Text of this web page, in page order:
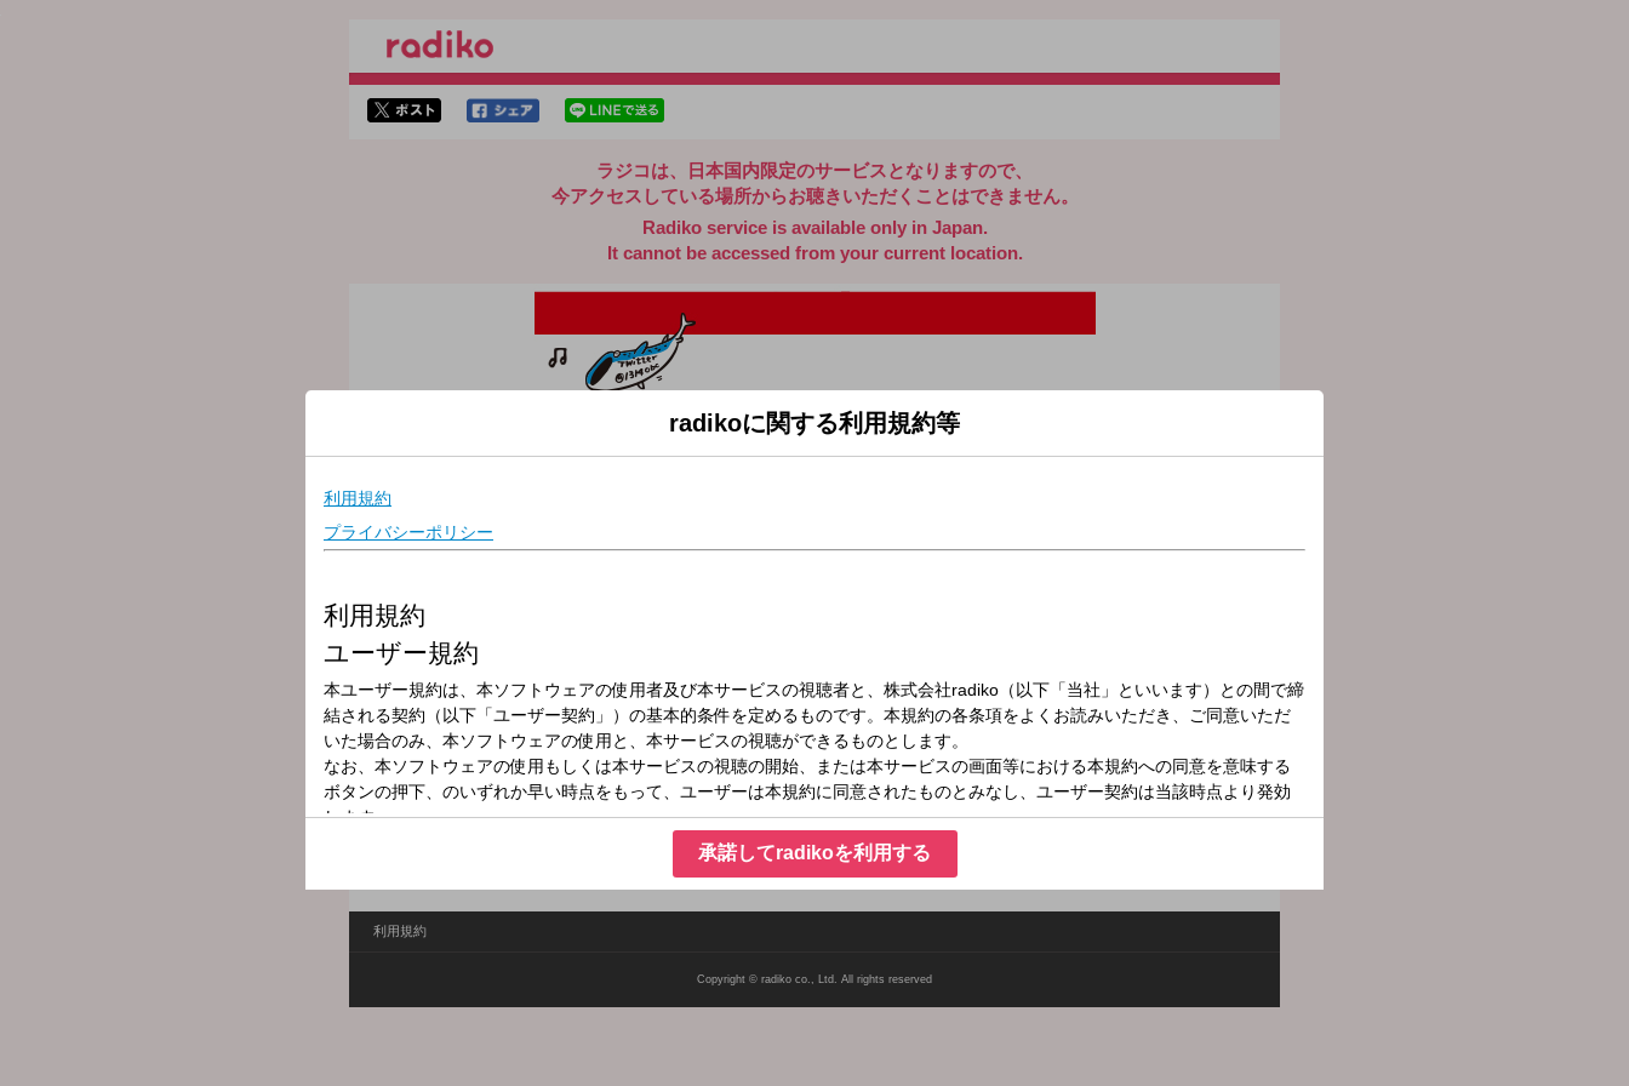
ラジコは、日本国内限定のサービスとなりますので、
今アクセスしている場所からお聴きいただくことはできません。
Radiko service is available only in Japan.
It cannot be accessed from your current location.
放送局
放送時間
2025年2月4日（火）16:55～17:00
番組名
ラジナビ
利用規約
Copyright © radiko co., Ltd. All rights reserved
radikoに関する利用規約等
承諾してradikoを利用する